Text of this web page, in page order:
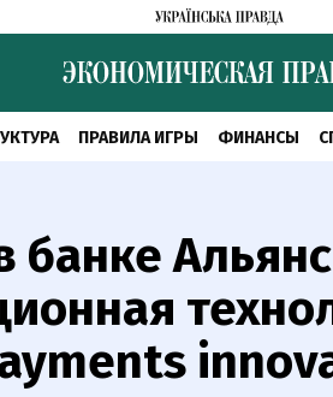
ПРАВИЛА ИГРЫ ФИНАНСЫ
банке Альянс